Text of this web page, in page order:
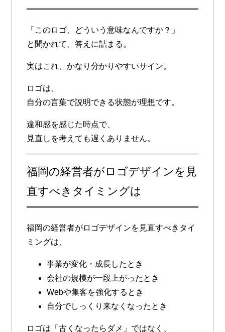
「このロゴ、どういう意味なんですか？」
と聞かれて、答えに詰まる。
実はこれ、かなり分かりやすいサイン。
ロゴは、
自分の言葉で説明できる状態が理想です。
違和感を感じた時点で、
見直しを考えても遅くありません。
福岡の経営者がロゴデザインを見
直すべきタイミングは
福岡の経営者がロゴデザインを見直すべきタイ
ミングは、
事業が変化・成長したとき
会社の規模が一段上がったとき
Webや集客を強化するとき
自分でしっくり来なくなったとき
ロゴは「古くなったらダメ」ではなく、